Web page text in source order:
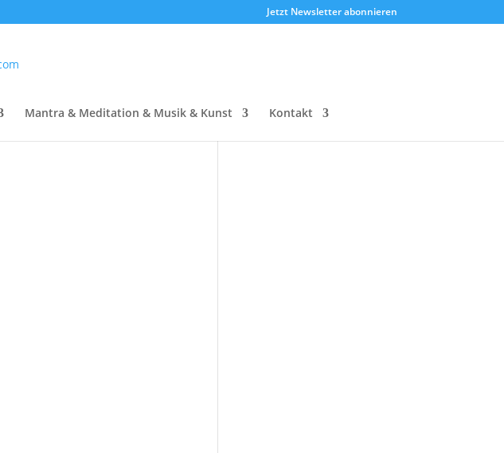
Jetzt Newsletter abonnieren
Mantra & Meditation & Musik & Kunst Kontakt